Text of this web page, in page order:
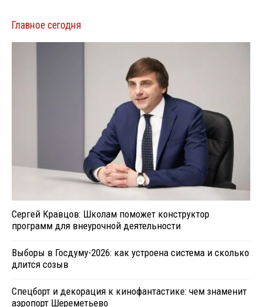
Главное сегодня
Сергей Кравцов: Школам поможет конструктор
программ для внеурочной деятельности
Выборы в Госдуму-2026: как устроена система и сколько
длится созыв
Спецборт и декорация к кинофантастике: чем знаменит
аэропорт Шереметьево